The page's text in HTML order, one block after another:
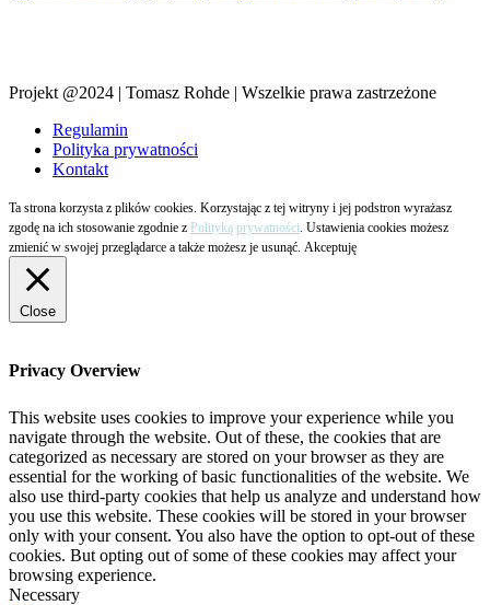
Projekt @2024 | Tomasz Rohde | Wszelkie prawa zastrzeżone
Regulamin
Polityka prywatności
Kontakt
Ta strona korzysta z plików cookies. Korzystając z tej witryny i jej podstron wyrażasz
zgodę na ich stosowanie zgodnie z Polityką prywatności . Ustawienia cookies możesz
zmienić w swojej przeglądarce a także możesz je usunąć. Akceptuję
Close
Privacy Overview
This website uses cookies to improve your experience while you
navigate through the website. Out of these, the cookies that are
categorized as necessary are stored on your browser as they are
essential for the working of basic functionalities of the website. We
also use third-party cookies that help us analyze and understand how
you use this website. These cookies will be stored in your browser
only with your consent. You also have the option to opt-out of these
cookies. But opting out of some of these cookies may affect your
browsing experience.
Necessary